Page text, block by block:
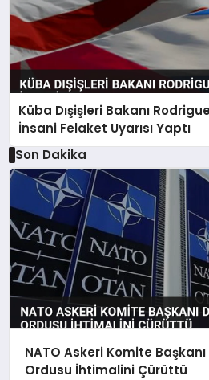
Küba Dışişleri Bakanı
İnsani Felaket Uyarısı Yaptı
Son Dakika
NATO Askeri Komite
Ordusu İhtimalini Çürüttü